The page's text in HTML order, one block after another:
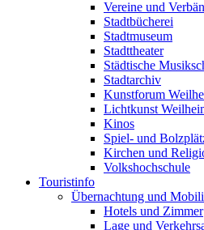
Vereine und
Stadtbücherei
Stadtmuseum
Stadttheater
Städtische
Stadtarchiv
Kunstforum
Lichtkunst
Kinos
Spiel- und
Kirchen und
Volkshochschule
Touristinfo
Übernachtung und
Hotels und Zimmer
Lage und